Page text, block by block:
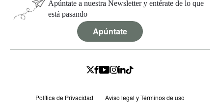
Apúntate a nuestra Newsletter y entérate de lo que
está pasando
Apúntate
Política de Privacidad Aviso legal y Términos de uso